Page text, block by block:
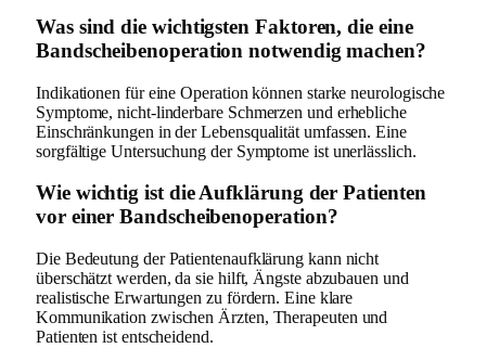
Was sind die wichtigsten Faktoren, die eine
Bandscheibenoperation notwendig machen?
Indikationen für eine Operation können starke neurologische
Symptome, nicht-linderbare Schmerzen und erhebliche
Einschränkungen in der Lebensqualität umfassen. Eine
sorgfältige Untersuchung der Symptome ist unerlässlich.
Wie wichtig ist die Aufklärung der Patienten
vor einer Bandscheibenoperation?
Die Bedeutung der Patientenaufklärung kann nicht
überschätzt werden, da sie hilft, Ängste abzubauen und
realistische Erwartungen zu fördern. Eine klare
Kommunikation zwischen Ärzten, Therapeuten und
Patienten ist entscheidend.